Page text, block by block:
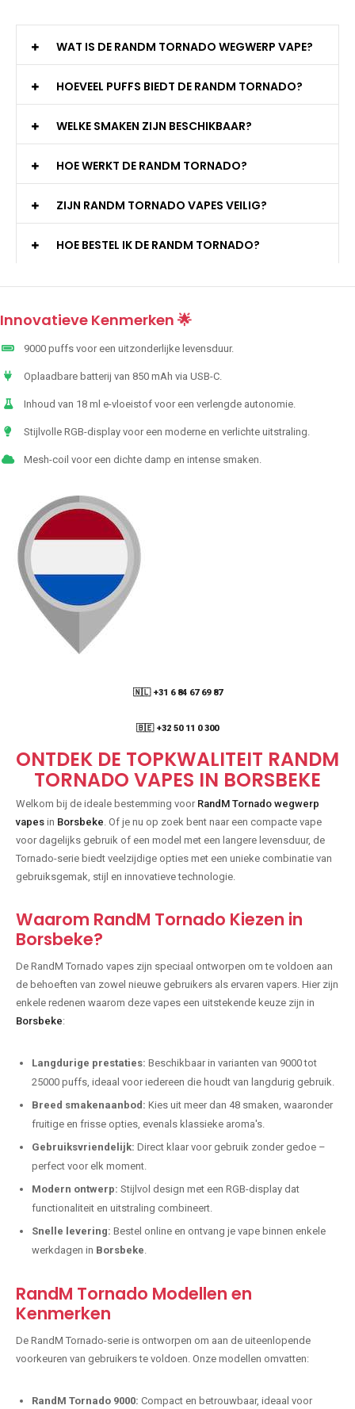
WAT IS DE RANDM TORNADO WEGWERP VAPE?
HOEVEEL PUFFS BIEDT DE RANDM TORNADO?
WELKE SMAKEN ZIJN BESCHIKBAAR?
HOE WERKT DE RANDM TORNADO?
ZIJN RANDM TORNADO VAPES VEILIG?
HOE BESTEL IK DE RANDM TORNADO?
Innovatieve Kenmerken 🌟
9000 puffs voor een uitzonderlijke levensduur.
Oplaadbare batterij van 850 mAh via USB-C.
Inhoud van 18 ml e-vloeistof voor een verlengde autonomie.
Stijlvolle RGB-display voor een moderne en verlichte uitstraling.
Mesh-coil voor een dichte damp en intense smaken.
🇳🇱 +31 6 84 67 69 87
🇧🇪 +32 50 11 0 300
ONTDEK DE TOPKWALITEIT RANDM
TORNADO VAPES IN BORSBEKE
Welkom bij de ideale bestemming voor RandM Tornado wegwerp
vapes in Borsbeke . Of je nu op zoek bent naar een compacte vape
voor dagelijks gebruik of een model met een langere levensduur, de
Tornado-serie biedt veelzijdige opties met een unieke combinatie van
gebruiksgemak, stijl en innovatieve technologie.
Waarom RandM Tornado Kiezen in
Borsbeke?
De RandM Tornado vapes zijn speciaal ontworpen om te voldoen aan
de behoeften van zowel nieuwe gebruikers als ervaren vapers. Hier zijn
enkele redenen waarom deze vapes een uitstekende keuze zijn in
Borsbeke:
Langdurige prestaties: Beschikbaar in varianten van 9000 tot
25000 puffs, ideaal voor iedereen die houdt van langdurig gebruik.
Breed smakenaanbod: Kies uit meer dan 48 smaken, waaronder
fruitige en frisse opties, evenals klassieke aroma's.
Gebruiksvriendelijk: Direct klaar voor gebruik zonder gedoe –
perfect voor elk moment.
Modern ontwerp: Stijlvol design met een RGB-display dat
functionaliteit en uitstraling combineert.
Snelle levering: Bestel online en ontvang je vape binnen enkele
werkdagen in Borsbeke
RandM Tornado Modellen en
Kenmerken
De RandM Tornado-serie is ontworpen om aan de uiteenlopende
voorkeuren van gebruikers te voldoen. Onze modellen omvatten:
RandM Tornado 9000: Compact en betrouwbaar, ideaal voor